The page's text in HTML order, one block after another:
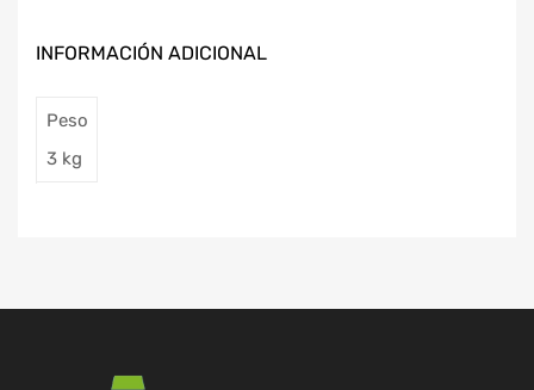
INFORMACIÓN ADICIONAL
Peso
3 kg